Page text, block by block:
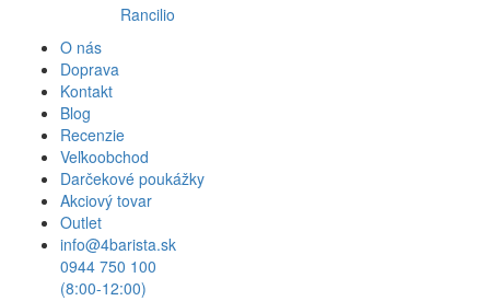
Rancilio
O nás
Doprava
Kontakt
Blog
Recenzie
Veľkoobchod
Darčekové poukážky
Akciový tovar
Outlet
info@4barista.sk
0944 750 100
(8:00-12:00)